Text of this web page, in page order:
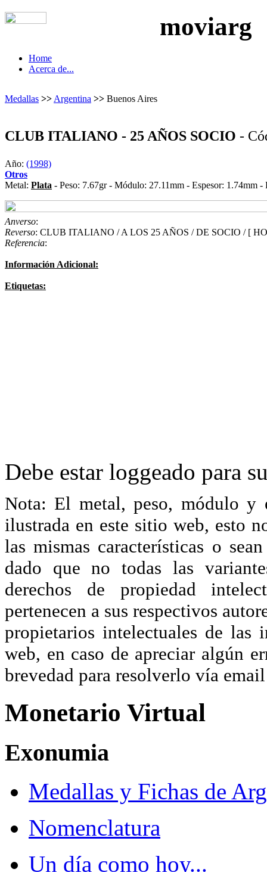
moviarg
Home
Acerca de...
Medallas >> Argentina >> Buenos Aires
CLUB ITALIANO - 25 AÑOS SOCIO -
Año: (1998)
Otros
Metal: Plata - Peso: 7.67gr - Módulo: 27.11mm - Espesor: 1.74mm -
Anverso:
Reverso: CLUB ITALIANO / A LOS 25 AÑOS / DE SOCIO / [
Referencia:
Información Adicional:
Etiquetas:
Debe estar loggeado para
Nota: El metal, peso, módulo y
ilustrada en este sitio web, esto
las mismas características o
dado que no todas las
derechos de propiedad
pertenecen a sus respectivos
propietarios intelectuales de las
web, en caso de apreciar algún
brevedad para resolverlo vía
Monetario Virtual
Exonumia
Medallas y Fichas de
Nomenclatura
Un día como hoy...